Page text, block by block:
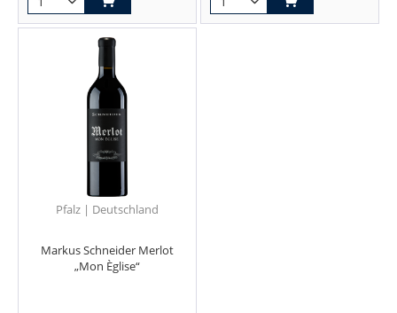
Pfalz | Deutschland
Markus Schneider Merlot
„Mon Èglise“